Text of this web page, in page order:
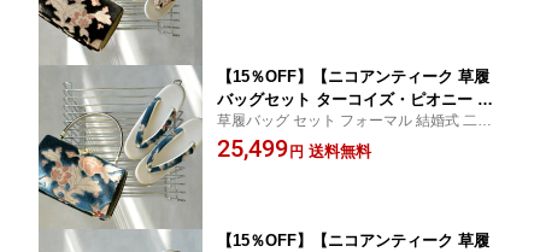
【15％OFF】【ニコアンティーク 草履
バッグセット ターコイズ・ピオニー 】
青 パイル織物 ベルベット 高級生地 草
履 和装バッグ 痛くない ヒール フリー
草履バッグ セット フォーマル 結婚式 二次
会 結納 パーティー
25,499 円 送料無料
【15％OFF】【ニコアンティーク 草履